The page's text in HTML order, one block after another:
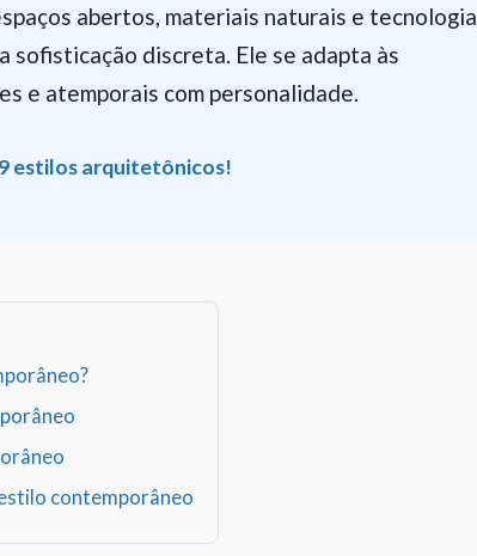
abertos, materiais naturais e tecnologia,
discreta. Ele se adapta às
e atemporais com personalidade.
estilos arquitetônicos!
contemporâneo